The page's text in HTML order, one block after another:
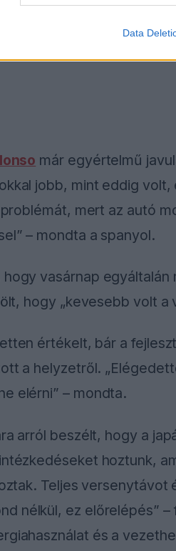
Data
már egyértelmű
jobb, mint eddig
mert az autó
– mondta a spanyol.
vasárnap
hogy „kevesebb volt a
értékelt, bár a
a helyzetről.
elérni” – mondta.
arról beszélt, hogy a
hoztunk,
Teljes versenytávot
nélkül, ez előrelépés”
és a